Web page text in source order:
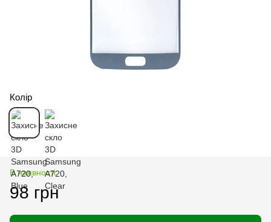
Колір
В наявності
98 грн